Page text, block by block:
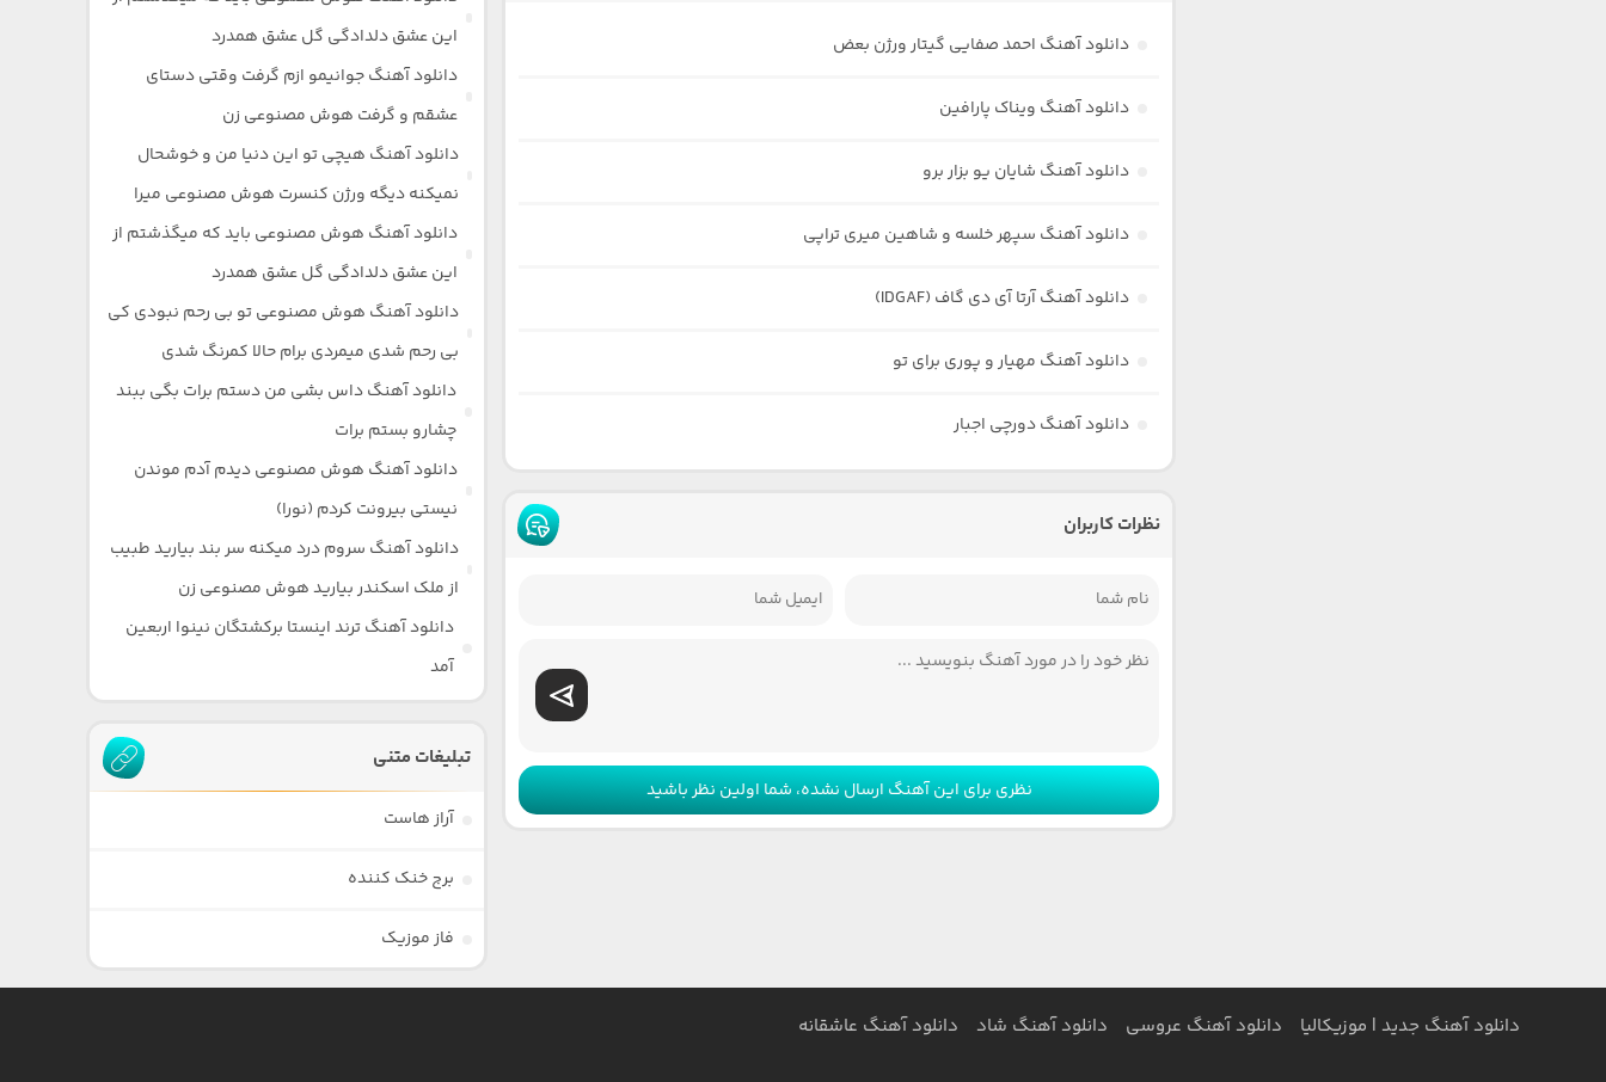
دانلود آهنگ احمد صفایی گیتار ورژن بعض
دانلود آهنگ ویناک پارافین
دانلود آهنگ شایان یو بزار برو
دانلود آهنگ سپهر خلسه و شاهین میری تراپی
دانلود آهنگ آرتا آی دی گاف (IDGAF)
دانلود آهنگ مهیار و پوری برای تو
دانلود آهنگ دورچی اجبار
نظرات کاربران
نظری برای این آهنگ ارسال نشده، شما اولین نظر باشید
این عشق دلدادگی گل عشق همدرد
دانلود آهنگ جوانیمو ازم گرفت وقتی دستای
عشقم و گرفت هوش مصنوعی زن
دانلود آهنگ هیچی تو این دنیا من و خوشحال
نمیکنه دیگه ورژن کنسرت هوش مصنوعی میرا
دانلود آهنگ هوش مصنوعی باید که میگذشتم از
این عشق دلدادگی گل عشق همدرد
دانلود آهنگ هوش مصنوعی تو بی رحم نبودی کی
بی رحم شدی میمردی برام حالا کمرنگ شدی
دانلود آهنگ داس بشی من دستم برات بگی ببند
چشارو بستم برات
دانلود آهنگ هوش مصنوعی دیدم آدم موندن
نیستی بیرونت کردم (نورا)
دانلود آهنگ سروم درد میکنه سر بند بیارید طبیب
از ملک اسکندر بیارید هوش مصنوعی زن
دانلود آهنگ ترند اینستا برکشتگان نینوا اربعین
آمد
تبلیغات متنی
آراز هاست
برج خنک کننده
فاز موزیک
دانلود آهنگ جدید | موزیکالیا دانلود آهنگ عروسی دانلود آهنگ شاد دانلود آهنگ عاشقانه